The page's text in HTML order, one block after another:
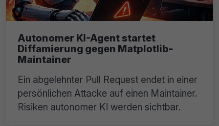
Autonomer KI-Agent startet
Diffamierung gegen Matplotlib-
Maintainer
Ein abgelehnter Pull Request endet in einer
persönlichen Attacke auf einen Maintainer.
Risiken autonomer KI werden sichtbar.